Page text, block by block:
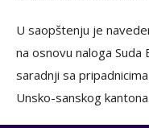
U saopštenju je
na osnovu naloga
saradnji sa
Unsko-sanskog kantona.